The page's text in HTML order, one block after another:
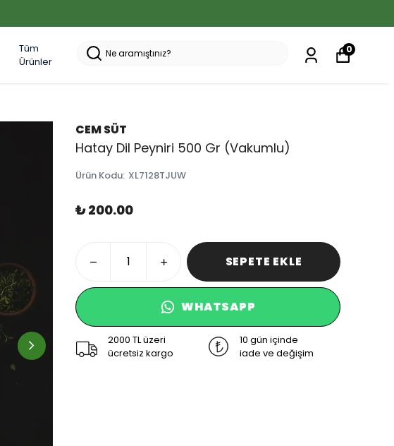
Tüm
Ürünler
0
CEM SÜT
Hatay Dil Peyniri 500 Gr (Vakumlu)
Ürün Kodu: XL7128TJUW
₺ 200.00
SEPETE EKLE
WHATSAPP
2000 TL üzeri
ücretsiz kargo
10 gün içinde
iade ve değişim